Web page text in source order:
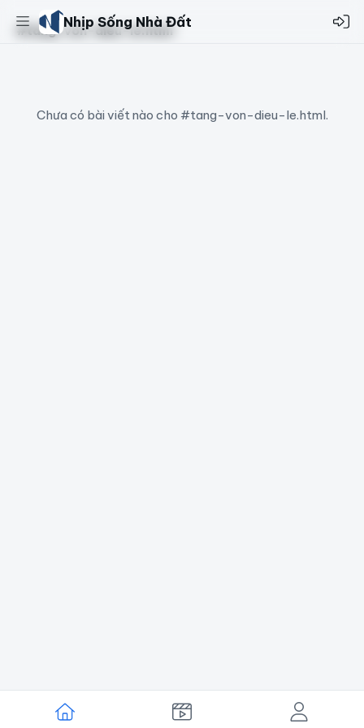
#tang-von-dieu-le.html
Chưa có bài viết nào cho #tang-von-dieu-le.html.
Nhịp Sống Nhà Đất